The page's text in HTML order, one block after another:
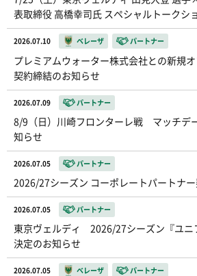
表取締役 高橋幸司氏 スペシャルトークシ
2026.07.10 ベレーザ パートナー
プレミアムウォーター株式会社との新規
契約締結のお知らせ
2026.07.09 パートナー
8/9（日）川崎フロンターレ戦 マッチデ
知らせ
2026.07.05 パートナー
2026/27シーズン コーポレートパートナ
2026.07.05 パートナー
東京ヴェルディ 2026/27シーズン『ユニ
決定のお知らせ
2026.07.05 ベレーザ パートナー